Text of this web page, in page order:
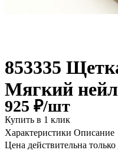
853335
Мягкий
925 ₽/шт
Купить в 1 клик
Характеристики Описание
Цена действительна